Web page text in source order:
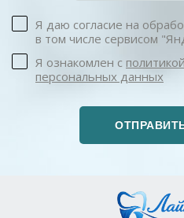
Я даю согласие на
в том числе сервисом
Я ознакомлен с
персональных данных